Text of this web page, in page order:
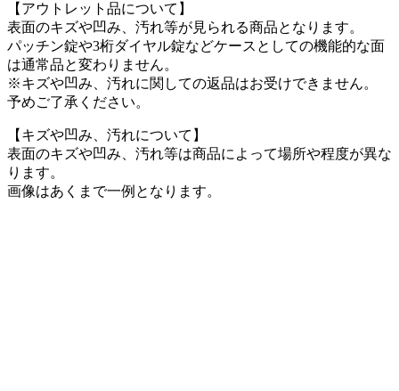
【アウトレット品について】
表面のキズや凹み、汚れ等が見られる商品となります。
パッチン錠や3桁ダイヤル錠などケースとしての機能的な面
は通常品と変わりません。
※キズや凹み、汚れに関しての返品はお受けできません。
予めご了承ください。
【キズや凹み、汚れについて】
表面のキズや凹み、汚れ等は商品によって場所や程度が異な
ります。
画像はあくまで一例となります。